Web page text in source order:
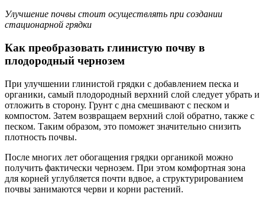
Улучшение почвы стоит осуществлять при создании
стационарной грядки
Как преобразовать глинистую почву в
плодородный чернозем
При улучшении глинистой грядки с добавлением песка и
органики, самый плодородный верхний слой следует убрать и
отложить в сторону. Грунт с дна смешивают с песком и
компостом. Затем возвращаем верхний слой обратно, также с
песком. Таким образом, это поможет значительно снизить
плотность почвы.
После многих лет обогащения грядки органикой можно
получить фактически чернозем. При этом комфортная зона
для корней углубляется почти вдвое, а структурированием
почвы занимаются черви и корни растений.